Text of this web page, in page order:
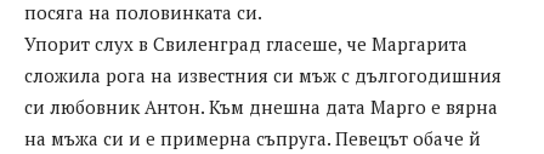
посяга на половинката си.
Упорит слух в Свиленград гласеше, че Маргарита
сложила рога на известния си мъж с дългогодишния
си любовник Антон. Към днешна дата Марго е вярна
на мъжа си и е примерна съпруга. Певецът обаче й